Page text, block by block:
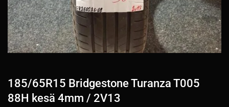
185/65R15 Bridgestone Turanza T005
88H kesä 4mm / 2V13